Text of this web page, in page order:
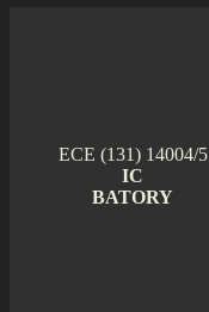
ECE (131) 14004/5
IC
BATORY